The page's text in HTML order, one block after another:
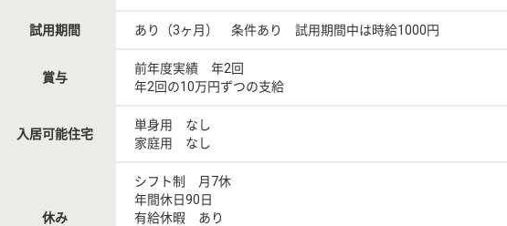
試用期間 あり（3ヶ月） 条件あり 試用期間中は時給1000円
賞与
前年度実績 年2回
年2回の10万円ずつの支給
入居可能住宅
単身用 なし
家庭用 なし
休み
シフト制 月7休
年間休日90日
有給休暇 あり